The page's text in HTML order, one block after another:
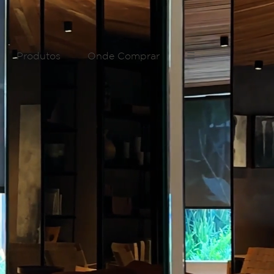
Produtos Onde Comprar ☰